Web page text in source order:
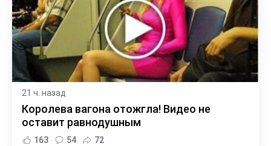
21 ч. назад
Королева вагона отожгла! Видео не
оставит равнодушным
163 54 72